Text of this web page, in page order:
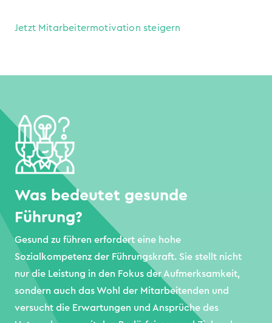
Jetzt Mitarbeitermotivation steigern
Was bedeutet gesunde
Führung?
Gesund zu führen erfordert eine hohe
Sozialkompetenz der Führungskraft. Sie stellt nicht
nur die Leistung in den Fokus der Aufmerksamkeit,
sondern auch das Wohl der Mitarbeitenden und
versucht die Erwartungen und Ansprüche des